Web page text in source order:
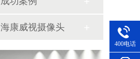
海康威视摄像头
400电话